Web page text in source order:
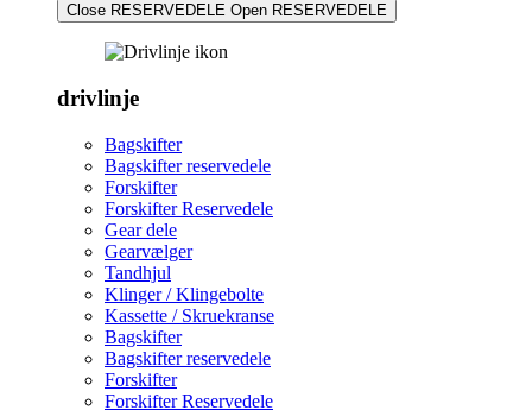
Close RESERVEDELE Open RESERVEDELE
drivlinje
Bagskifter
Bagskifter reservedele
Forskifter
Forskifter Reservedele
Gear dele
Gearvælger
Tandhjul
Klinger / Klingebolte
Kassette / Skruekranse
Bagskifter
Bagskifter reservedele
Forskifter
Forskifter Reservedele